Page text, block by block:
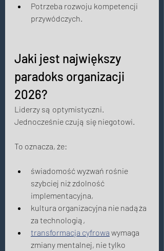
Potrzeba rozwoju kompetencji
przywódczych.
Jaki jest największy
paradoks organizacji
2026?
Liderzy są optymistyczni.
Jednocześnie czują się niegotowi.
To oznacza, że:
świadomość wyzwań rośnie
szybciej niż zdolność
implementacyjna,
kultura organizacyjna nie nadąża
za technologią,
transformacja cyfrowa wymaga
zmiany mentalnej, nie tylko